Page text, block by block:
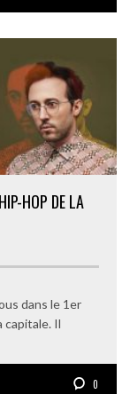
HOP DE LA
dans le 1er
capitale. Il
0